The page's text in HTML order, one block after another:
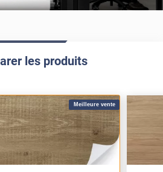
les produits
Meilleure vente